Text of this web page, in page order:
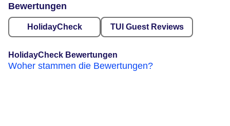
Bewertungen
HolidayCheck TUI Guest Reviews
HolidayCheck Bewertungen
Woher stammen die Bewertungen?